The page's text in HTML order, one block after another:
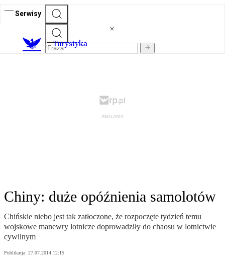
Serwisy
Turystyka
Chiny: duże opóźnienia samolotów
Chińskie niebo jest tak zatłoczone, że rozpoczęte tydzień temu
wojskowe manewry lotnicze doprowadziły do chaosu w lotnictwie
cywilnym
Publikacja: 27.07.2014 12:15